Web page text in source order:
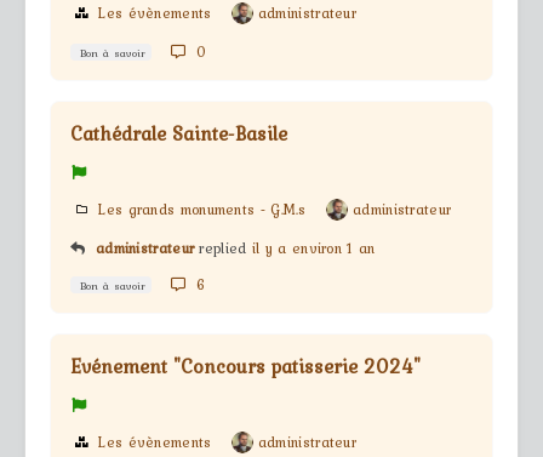
Les évènements administrateur
Bon à savoir 0
Cathédrale Sainte-Basile
Les grands monuments - G.M.s
administrateur
administrateur replied il y a environ 1 an
Bon à savoir 6
Evénement "Concours patisserie 2024"
Les évènements administrateur